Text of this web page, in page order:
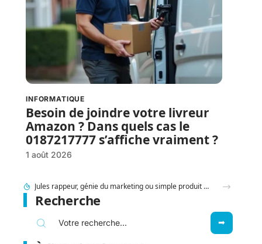
INFORMATIQUE
Besoin de joindre votre livreur
Amazon ? Dans quels cas le
0187217777 s’affiche vraiment ?
1 août 2026
95 Sounds et l’héritage du groupe 1995 : filiation ou simple clin d’œil ?
Recherche